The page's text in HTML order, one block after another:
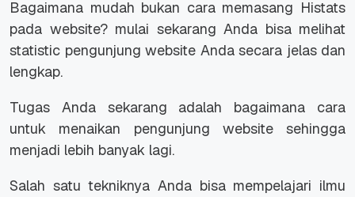
Bagaimana mudah bukan cara memasang Histats
pada website? mulai sekarang Anda bisa melihat
statistic pengunjung website Anda secara jelas dan
lengkap.
Tugas Anda sekarang adalah bagaimana cara
untuk menaikan pengunjung website sehingga
menjadi lebih banyak lagi.
Salah satu tekniknya Anda bisa mempelajari ilmu